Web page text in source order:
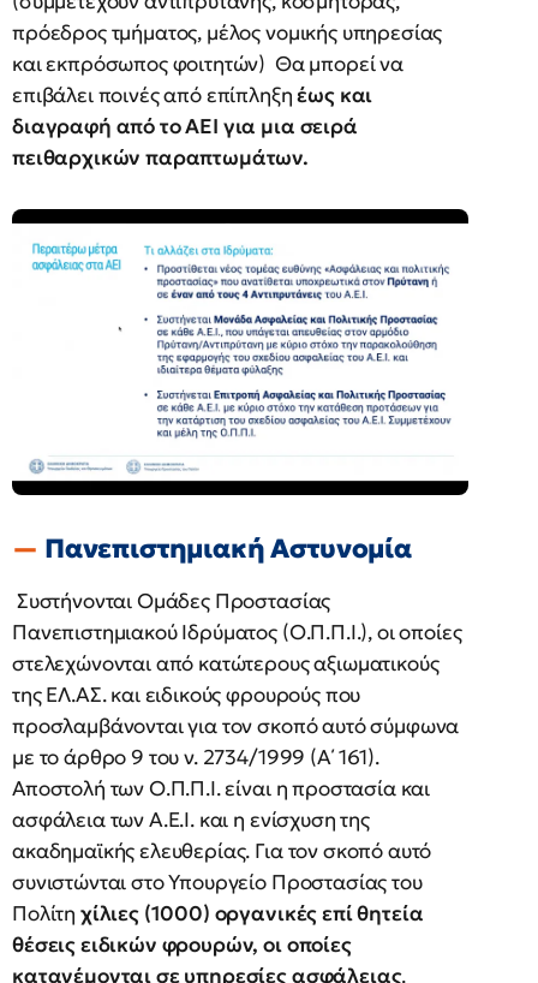
πρόεδρος τμήματος, μέλος νομικής υπηρεσίας
και εκπρόσωπος φοιτητών) Θα μπορεί να
επιβάλει ποινές από επίπληξηέως και
διαγραφή από το ΑΕΙ για μια σειρά
πειθαρχικών παραπτωμάτων.
Πανεπιστημιακή Αστυνομία
Συστήνονται Ομάδες Προστασίας
Πανεπιστημιακού Ιδρύματος (Ο.Π.Π.Ι.), οι οποίες
στελεχώνονται από κατώτερους αξιωματικούς
της ΕΛ.ΑΣ. και ειδικούς φρουρούς που
προσλαμβάνονται για τον σκοπό αυτό σύμφωνα
με το άρθρο 9 του ν. 2734/1999 (Α΄ 161).
Αποστολή των Ο.Π.Π.Ι. είναι η προστασία και
ασφάλεια των Α.Ε.Ι. και η ενίσχυση της
ακαδημαϊκής ελευθερίας. Για τον σκοπό αυτό
συνιστώνται στο Υπουργείο Προστασίας του
Πολίτη χίλιες (1000) οργανικές επί θητεία
θέσεις ειδικών φρουρών, οι οποίες
κατανέμονται σε υπηρεσίες ασφάλειας.